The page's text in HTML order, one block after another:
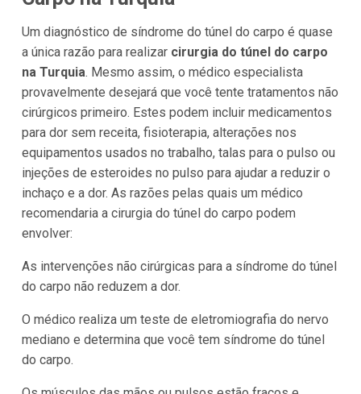
Um diagnóstico de síndrome do túnel do carpo é quase
a única razão para realizar cirurgia do túnel do carpo
na Turquia. Mesmo assim, o médico especialista
provavelmente desejará que você tente tratamentos não
cirúrgicos primeiro. Estes podem incluir medicamentos
para dor sem receita, fisioterapia, alterações nos
equipamentos usados no trabalho, talas para o pulso ou
injeções de esteroides no pulso para ajudar a reduzir o
inchaço e a dor. As razões pelas quais um médico
recomendaria a cirurgia do túnel do carpo podem
envolver:
As intervenções não cirúrgicas para a síndrome do túnel
do carpo não reduzem a dor.
O médico realiza um teste de eletromiografia do nervo
mediano e determina que você tem síndrome do túnel
do carpo.